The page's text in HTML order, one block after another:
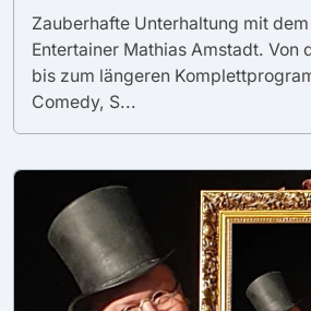
Zauberhafte Unterhaltung mit
Entertainer Mathias Amstadt. Von
bis zum längeren
Comedy, S...